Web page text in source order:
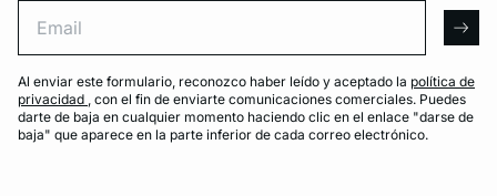
Al enviar este formulario, reconozco haber leído y aceptado la política de
privacidad , con el fin de enviarte comunicaciones comerciales. Puedes
darte de baja en cualquier momento haciendo clic en el enlace "darse de
baja" que aparece en la parte inferior de cada correo electrónico.